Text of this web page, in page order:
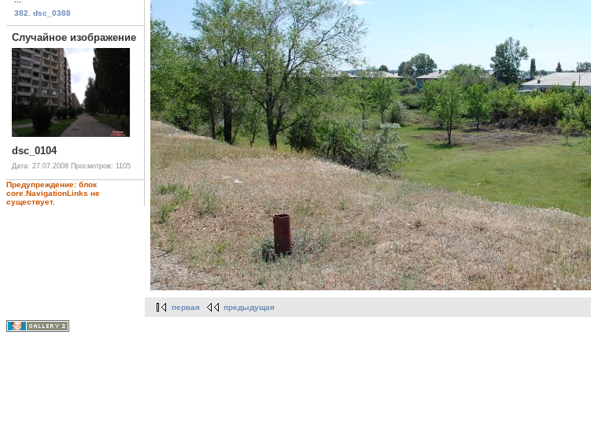
382. dsc_0388
Случайное изображение
dsc_0104
Дата: 27.07.2008 Просмотров: 1105
Предупреждение: блок
core.NavigationLinks не
существует.
первая предыдущая